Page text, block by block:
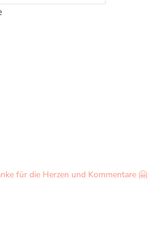
für die Herzen und Kommentare 🤗